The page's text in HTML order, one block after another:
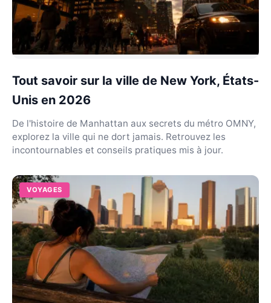
Tout savoir sur la ville de New York, États-
Unis en 2026
De l'histoire de Manhattan aux secrets du métro OMNY,
explorez la ville qui ne dort jamais. Retrouvez les
incontournables et conseils pratiques mis à jour.
VOYAGES